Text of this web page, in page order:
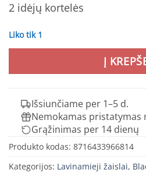
2 idėjų kortelės
Liko tik 1
Į
Išsiunčiame per 1–5 d.
Nemokamas pristatymas
Grąžinimas per 14 dienų
Produkto kodas: 8716433966814
Kategorijos: Lavinamieji žaislai,